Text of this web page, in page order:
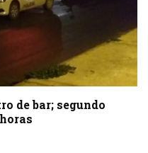
de bar; segundo